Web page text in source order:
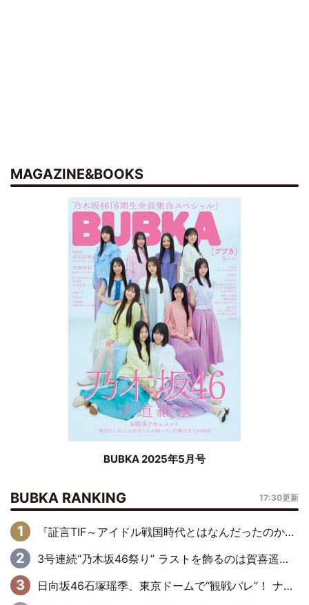
MAGAZINE&BOOKS
BUBKA 2025年5月号
BUBKA RANKING 17:30更新
『証言TIF～アイドル戦国時代とはなんだったのか～』第6回：でんぱ組.inc・古川未鈴×相沢梨紗「『ハロプロやりたかったな』って言ったら、夢眠ねむさんに『てめえはでんぱ組．incなんだよ！』って肩パンされて(笑)」
3号連続“乃木坂46祭り” ラストを飾るのは賀喜遥香…5年ぶりの登場に「5年分大人になった私を見ていただけたら」
日向坂46石塚瑶季、東京ドームで“観戦バレ”！ ナイツ・塙も認めた「巨人に詳しすぎるアイドル」は元VENUSスクール生で杉内コーチ推し⁉